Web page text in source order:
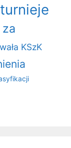
turnieje
KSzK